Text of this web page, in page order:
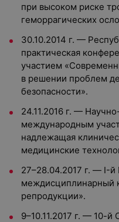
при высоком риске
геморрагических
30.10.2014 г. —
практическая
участием
в решении проблем
безопасности».
24.11.2016 г. —
международным
надлежащая
медицинские
27–28.04.2017 г. — I-
междисциплинарный
репродукции».
9–10.11.2017 г. — 10-